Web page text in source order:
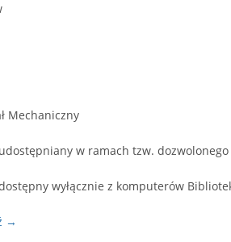
Mechaniczny
w ramach tzw.
wyłącznie z komputerów
→